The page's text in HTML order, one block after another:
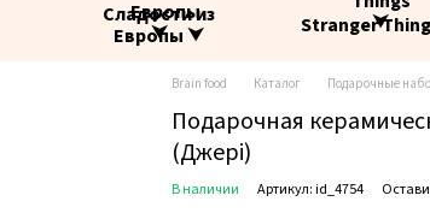
Сладости из
Европы ⮟
Stranger
Brain food Каталог Подарочные
Подарочная
(Джері)
В наличии Артикул: id_4754